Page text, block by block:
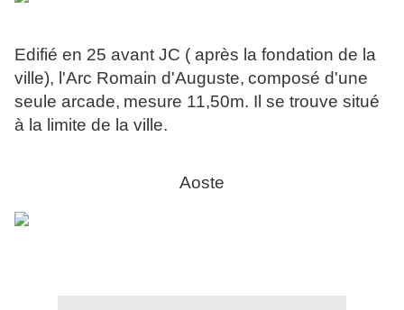
Edifié en 25 avant JC ( après la fondation de la
ville), l'Arc Romain d'Auguste, composé d'une
seule arcade, mesure 11,50m. Il se trouve situé
à la limite de la ville.
Aoste